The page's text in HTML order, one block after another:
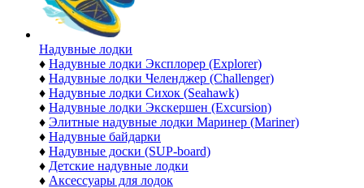
Надувные лодки
♦ Надувные лодки Эксплорер (Explorer)
♦ Надувные лодки Челенджер (Challenger)
♦ Надувные лодки Сихок (Seahawk)
♦ Надувные лодки Экскершен (Excursion)
♦ Элитные надувные лодки Маринер (Mariner)
♦ Надувные байдарки
♦ Надувные доски (SUP-board)
♦ Детские надувные лодки
♦ Аксессуары для лодок